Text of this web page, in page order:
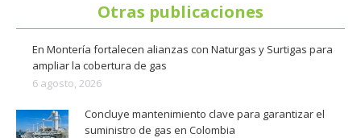
Otras publicaciones
En Montería fortalecen alianzas con Naturgas y Surtigas para
ampliar la cobertura de gas
6 agosto, 2026
Concluye mantenimiento clave para garantizar el
suministro de gas en Colombia